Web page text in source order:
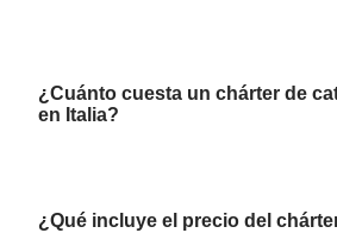
¿Cuánto cuesta un chárter de
en Italia?
¿Qué incluye el precio del